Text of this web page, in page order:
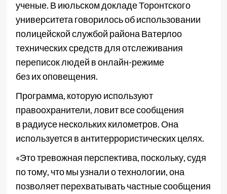
ученые. В июльском докладе Торонтского
университета говорилось об использовании
полицейской службой района Ватерлоо
технических средств для отслеживания
переписок людей в онлайн-режиме
без их оповещения.
Программа, которую используют
правоохранители, ловит все сообщения
в радиусе нескольких километров. Она
используется в антитеррористических целях.
«Это тревожная перспектива, поскольку, судя
по тому, что мы узнали о технологии, она
позволяет перехватывать частные сообщения